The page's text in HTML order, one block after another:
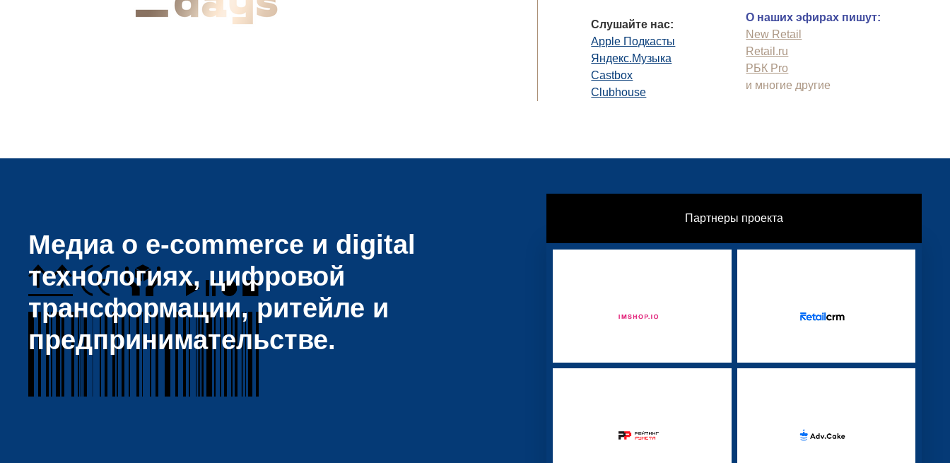
Слушайте нас:
Apple Подкасты
Яндекс.Музыка
Castbox
Clubhouse
О наших эфирах пишут:
New Retail
Retail.ru
РБК Pro
и многие другие
Партнеры проекта
Медиа о e-commerce и digital
технологиях, цифровой
трансформации, ритейле и
предпринимательстве.